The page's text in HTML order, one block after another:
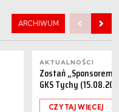
ARCHIWUM
AKTUALNOŚCI
Zostań „Sponsorem
GKS Tychy
CZYTAJ WIĘCEJ